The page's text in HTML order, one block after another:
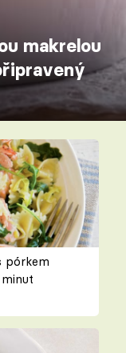
makrelou
pórkem